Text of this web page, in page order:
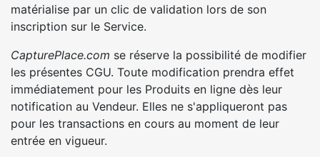
matérialise par un clic de validation lors de son
inscription sur le Service.
CapturePlace.com se réserve la possibilité de modifier
les présentes CGU. Toute modification prendra effet
immédiatement pour les Produits en ligne dès leur
notification au Vendeur. Elles ne s'appliqueront pas
pour les transactions en cours au moment de leur
entrée en vigueur.